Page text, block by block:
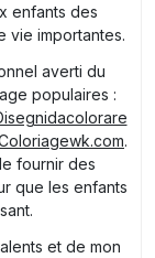
enfants des
vie importantes.
averti du
populaires :
.
fournir des
que les enfants
et de mon